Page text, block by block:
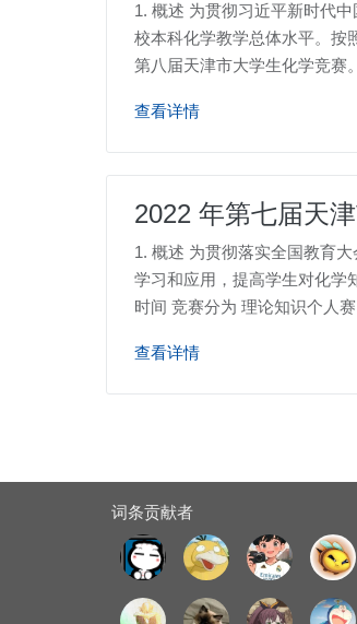
1. 概述 为贯彻习近平新时代
校本科化学教学总体水平。按
第八届天津市大学生化学竞赛
查看详情
2022 年第七届天
1. 概述 为贯彻落实全国教育
学习和应用，提高学生对化学
时间 竞赛分为 理论知识个人
查看详情
词条贡献者